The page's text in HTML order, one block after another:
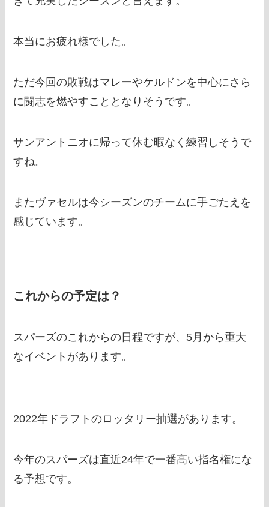
本当にお疲れ様でした。
ただ今回の敗戦はマレーやケルドンを中心にさら
に闘志を燃やすこととなりそうです。
サンアントニオに帰って休む暇なく練習しそうで
すね。
またヴァセルは今シーズンのチームに手ごたえを
感じています。
これからの予定は？
スパーズのこれからの日程ですが、5月から重大
なイベントがあります。
2022年ドラフトのロッタリー抽選があります。
今年のスパーズは直近24年で一番高い指名権にな
る予想です。